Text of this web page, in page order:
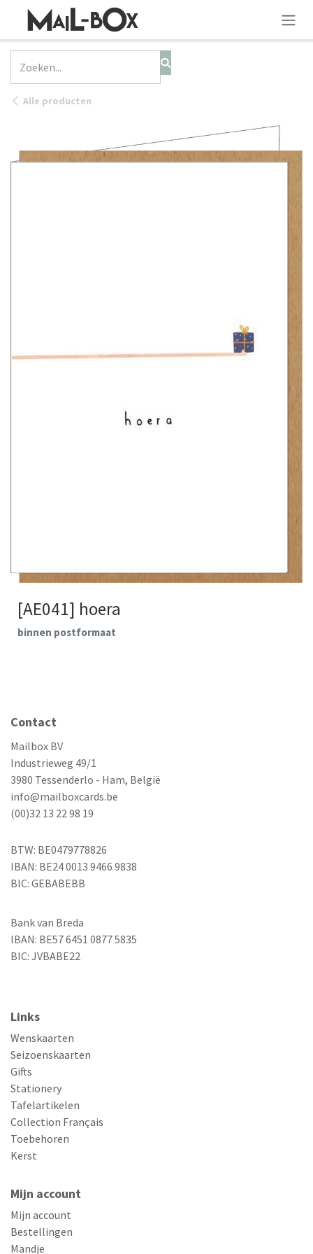
OVERSLAAN NAAR INHOUD
Alle producten
[AE041] hoera
binnen postformaat
Contact
Mailbox BV
Industrieweg 49/1
3980 Tessenderlo - Ham, België
info@mailboxcards.be
(00)32 13 22 98 19
BTW: BE0479778826
IBAN: BE24 0013 9466 9838
BIC: GEBABEBB
Bank van Breda
IBAN: BE57 6451 0877 5835
BIC: JVBABE22
Links
Wenskaarten
Seizoenskaarten
Gifts
Stationery
Tafelartikelen
Collection Français
Toebehoren
Kerst
Mijn account
Mijn account
Bestellingen
Mandje